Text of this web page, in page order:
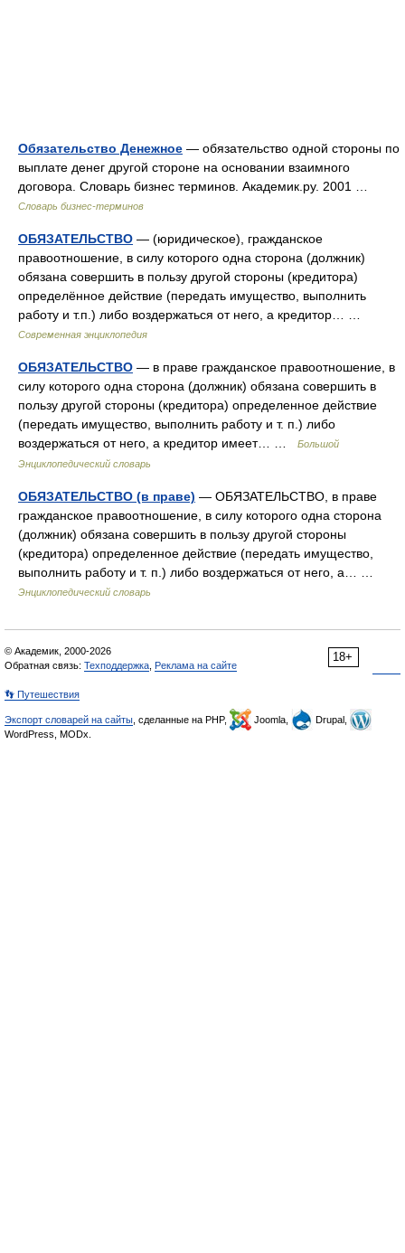
Обязательство Денежное — обязательство одной стороны по
выплате денег другой стороне на основании взаимного
договора. Словарь бизнес терминов. Академик.ру. 2001 …
Словарь бизнес-терминов
ОБЯЗАТЕЛЬСТВО — (юридическое), гражданское
правоотношение, в силу которого одна сторона (должник)
обязана совершить в пользу другой стороны (кредитора)
определённое действие (передать имущество, выполнить
работу и т.п.) либо воздержаться от него, а кредитор… …
Современная энциклопедия
ОБЯЗАТЕЛЬСТВО — в праве гражданское правоотношение, в
силу которого одна сторона (должник) обязана совершить в
пользу другой стороны (кредитора) определенное действие
(передать имущество, выполнить работу и т. п.) либо
воздержаться от него, а кредитор имеет… …
Большой
Энциклопедический словарь
ОБЯЗАТЕЛЬСТВО (в праве) — ОБЯЗАТЕЛЬСТВО, в праве
гражданское правоотношение, в силу которого одна сторона
(должник) обязана совершить в пользу другой стороны
(кредитора) определенное действие (передать имущество,
выполнить работу и т. п.) либо воздержаться от него, а… …
Энциклопедический словарь
18+
© Академик, 2000-2026
Обратная связь: Техподдержка Реклама на сайте
👣 Путешествия
Экспорт словарей на сайты , сделанные на PHP, Joomla,
Drupal,
WordPress, MODx.